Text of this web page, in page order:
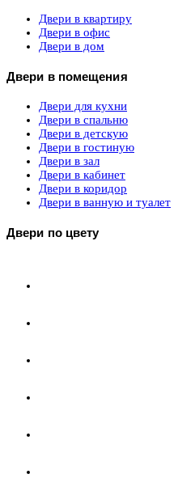
Двери в квартиру
Двери в офис
Двери в дом
Двери в помещения
Двери для кухни
Двери в спальню
Двери в детскую
Двери в гостиную
Двери в зал
Двери в кабинет
Двери в коридор
Двери в ванную и туалет
Двери по цвету